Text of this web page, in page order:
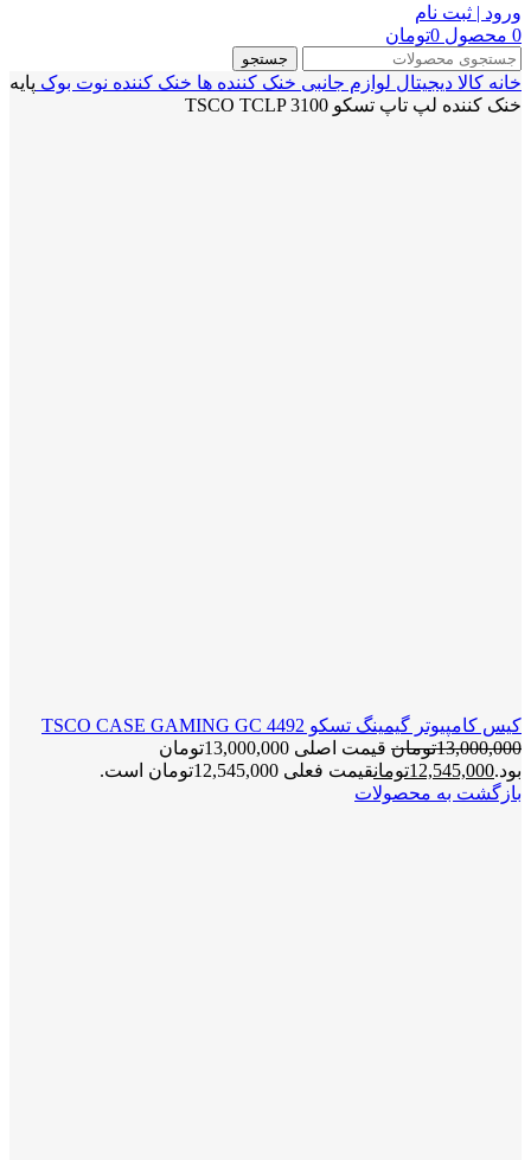
ورود | ثبت نام
0 محصول 0تومان
جستجو
خانه کالا دیجیتال لوازم جانبی خنک کننده ها خنک کننده نوت بوک پایه
خنک کننده لپ تاپ تسکو TSCO TCLP 3100
کیس کامپیوتر گیمینگ تسکو TSCO CASE GAMING GC 4492
13,000,000تومان
قیمت اصلی 13,000,000تومان
بود.12,545,000تومانقیمت فعلی 12,545,000تومان است.
بازگشت به محصولات